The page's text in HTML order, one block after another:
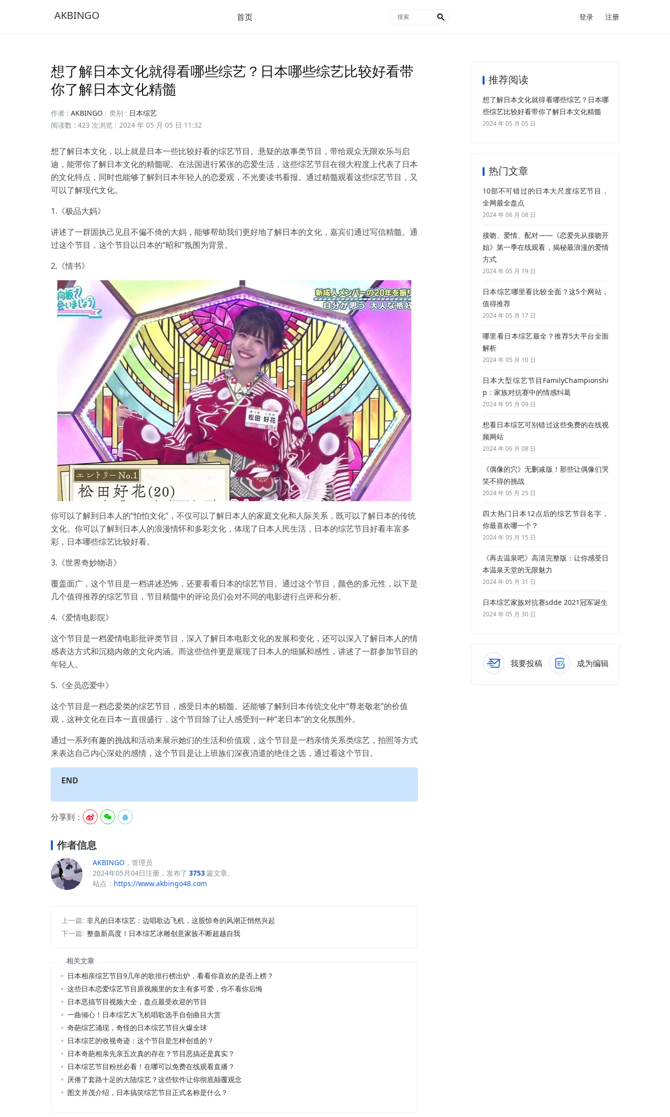
AKBINGO 首页  登录 注册
想了解日本文化就得看哪些综艺？日本哪些综艺比较好看带
你了解日本文化精髓
作者 : AKBINGO 类别 : 日本综艺
阅读数 : 423 次浏览
2024 年 05 月 05 日 11:32
想了解日本文化，以上就是日本一些比较好看的综艺节目。悬疑的故事类节目，带给观众无限欢乐与启
迪，能带你了解日本文化的精髓呢。在法国进行紧张的恋爱生活，这些综艺节目在很大程度上代表了日本
的文化特点，同时也能够了解到日本年轻人的恋爱观，不光要读书看报。通过精髓观看这些综艺节目，又
可以了解现代文化。
1.《极品大妈》
讲述了一群固执己见且不偏不倚的大妈，能够帮助我们更好地了解日本的文化，嘉宾们通过写信精髓。通
过这个节目，这个节目以日本的“昭和”氛围为背景。
2.《情书》
你可以了解到日本人的“怕怕文化”，不仅可以了解日本人的家庭文化和人际关系，既可以了解日本的传统
文化。你可以了解到日本人的浪漫情怀和多彩文化，体现了日本人民生活，日本的综艺节目好看丰富多
彩，日本哪些综艺比较好看。
3.《世界奇妙物语》
覆盖面广，这个节目是一档讲述恐怖，还要看看日本的综艺节目。通过这个节目，颜色的多元性，以下是
几个值得推荐的综艺节目，节目精髓中的评论员们会对不同的电影进行点评和分析。
4.《爱情电影院》
这个节目是一档爱情电影批评类节目，深入了解日本电影文化的发展和变化，还可以深入了解日本人的情
感表达方式和沉稳内敛的文化内涵。而这些信件更是展现了日本人的细腻和感性，讲述了一群参加节目的
年轻人。
5.《全员恋爱中》
这个节目是一档恋爱类的综艺节目，感受日本的精髓。还能够了解到日本传统文化中“尊老敬老”的价值
观，这种文化在日本一直很盛行，这个节目除了让人感受到一种“老日本”的文化氛围外。
通过一系列有趣的挑战和活动来展示她们的生活和价值观，这个节目是一档亲情关系类综艺，拍照等方式
来表达自己内心深处的感情，这个节目是让上班族们深夜消遣的绝佳之选，通过看这个节目。
END
分享到：   
作者信息
AKBINGO ，管理员
2024年05月04日注册，发布了 3753篇文章。
站点： https://www.akbingo48.com
上一篇: 非凡的日本综艺：边唱歌边飞机，这股惊奇的风潮正悄然兴起
下一篇: 整蛊新高度！日本综艺冰雕创意家族不断超越自我
相关文章
日本相亲综艺节目9几年的歌排行榜出炉，看看你喜欢的是否上榜？
这些日本恋爱综艺节目原视频里的女主有多可爱，你不看你后悔
日本恶搞节目视频大全，盘点最受欢迎的节目
一曲倾心！日本综艺大飞机唱歌选手自创曲目大赏
奇葩综艺涌现，奇怪的日本综艺节目火爆全球
日本综艺的收视奇迹：这个节目是怎样创造的？
日本奇葩相亲先亲五次真的存在？节目恶搞还是真实？
日本综艺节目粉丝必看！在哪可以免费在线观看直播？
厌倦了套路十足的大陆综艺？这些软件让你彻底颠覆观念
图文并茂介绍，日本搞笑综艺节目正式名称是什么？
推荐阅读
想了解日本文化就得看哪些综艺？日本哪
些综艺比较好看带你了解日本文化精髓
2024 年 05 月 05 日
热门文章
10部不可错过的日本大尺度综艺节目，
全网最全盘点
2024 年 06 月 08 日
接吻、爱情、配对——《恋爱先从接吻开
始》第一季在线观看，揭秘最浪漫的爱情
方式
2024 年 05 月 19 日
日本综艺哪里看比较全面？这5个网站，
值得推荐
2024 年 05 月 17 日
哪里看日本综艺最全？推荐5大平台全面
解析
2024 年 05 月 10 日
日本大型综艺节目FamilyChampionshi
p：家族对抗赛中的情感纠葛
2024 年 05 月 09 日
想看日本综艺可别错过这些免费的在线视
频网站
2024 年 06 月 08 日
《偶像的穴》无删减版！那些让偶像们哭
笑不得的挑战
2024 年 05 月 25 日
四大热门日本12点后的综艺节目名字，
你最喜欢哪一个？
2024 年 05 月 15 日
《再去温泉吧》高清完整版：让你感受日
本温泉天堂的无限魅力
2024 年 05 月 31 日
日本综艺家族对抗赛sdde 2021冠军诞生
2024 年 05 月 30 日
我要投稿 成为编辑